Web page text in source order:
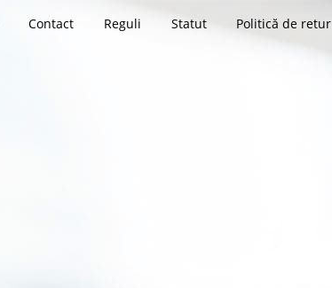
Contact Reguli Statut Politică de retur